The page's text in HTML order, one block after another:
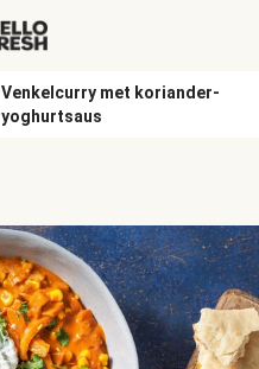
Venkelcurry met koriander-
yoghurtsaus